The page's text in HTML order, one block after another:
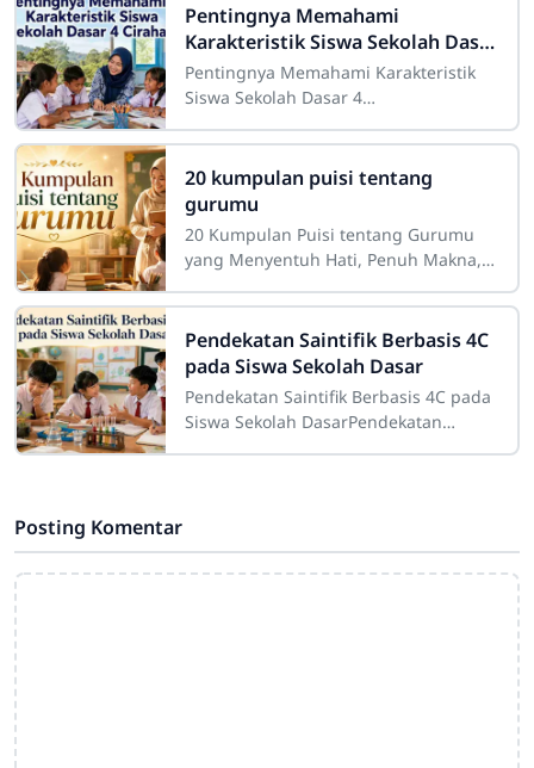
Pentingnya Memahami
Karakteristik Siswa Sekolah Dasar
4 Cirahab
Pentingnya Memahami Karakteristik
Siswa Sekolah Dasar 4
merupakan salah satu bagian penting
dalam pelaksanaan
20 kumpulan puisi tentang
gurumu
20 Kumpulan Puisi tentang Gurumu
yang Menyentuh Hati, Penuh Makna,
yang memiliki tempat istimewa dalam
perjalanan
Pendekatan Saintifik Berbasis 4C
pada Siswa Sekolah Dasar
Pendekatan Saintifik Berbasis 4C pada
Siswa Sekolah DasarPendekatan
Posting Komentar